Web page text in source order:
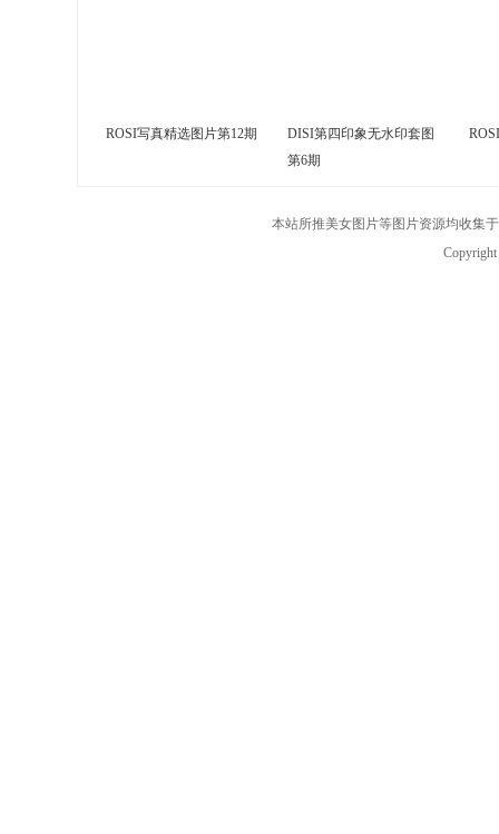
ROSI写真精选图片第12期
DISI第四印象无水印套图
第6期
本站所推美女图片等图片资源均收集